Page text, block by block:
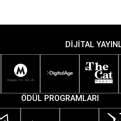
DİJİTAL
ÖDÜL PROGRAMLARI